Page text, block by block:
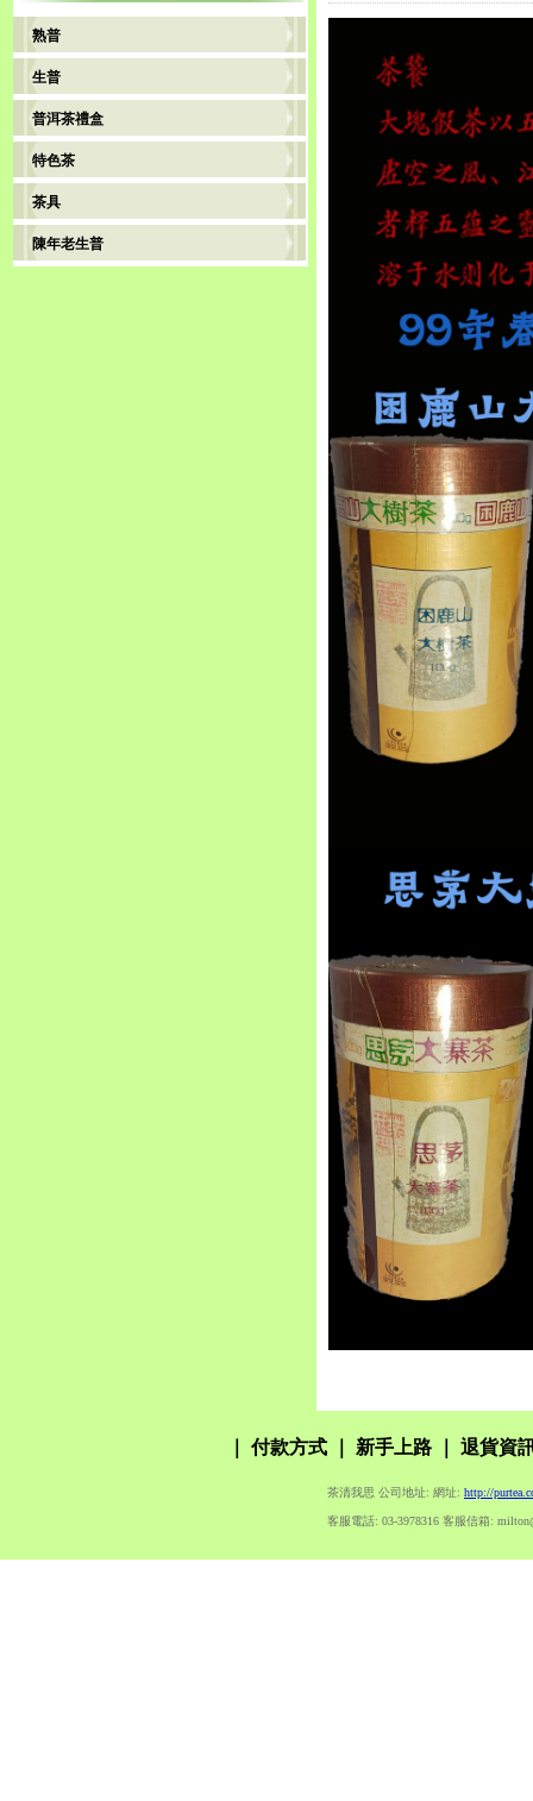
熟普
生普
普洱茶禮盒
特色茶
茶具
陳年老生普
付款方式 新手上路 退貨資
茶清我思 公司地址: 網址: http://
客服電話: 03-3978316 客服信箱: